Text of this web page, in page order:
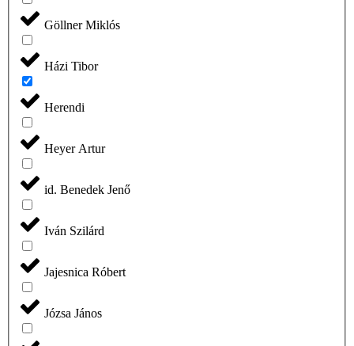
Göllner Miklós
Házi Tibor
Herendi
Heyer Artur
id. Benedek Jenő
Iván Szilárd
Jajesnica Róbert
Józsa János